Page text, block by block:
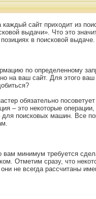
каждый сайт приходит из
выдачи». Что это
в поисковой выдаче.
по определенному
на ваш сайт. Для этого
обязательно
– это некоторые
для поисковых машин. Все
минимум требуется
Отметим сразу, что
не всегда рассчитаны